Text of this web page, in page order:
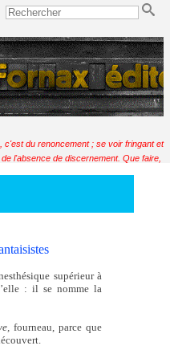
c'est du renoncement ; se voir fringant et
l'absence de discernement. Que faire,
supérieur à
: il se nomme la
fourneau, parce que